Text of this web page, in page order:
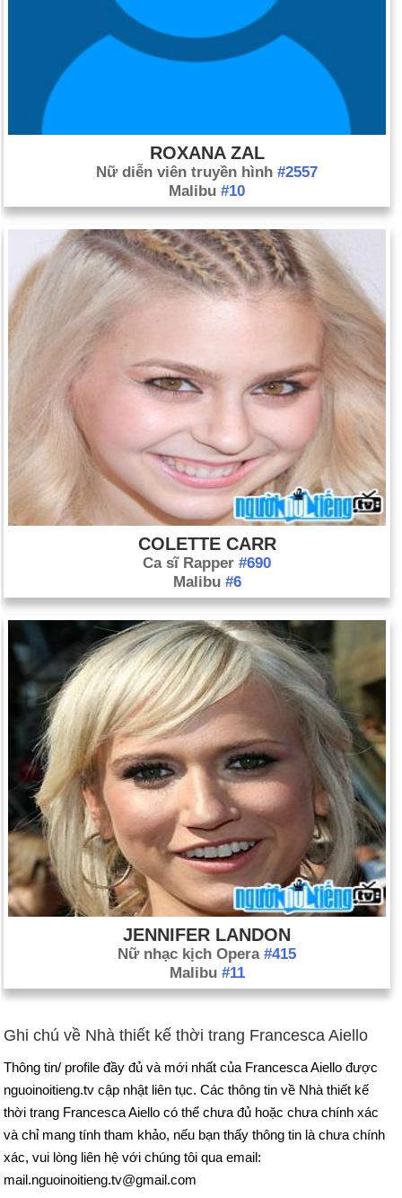
ROXANA ZAL
Nữ diễn viên truyền hình #2557
Malibu #10
COLETTE CARR
Ca sĩ Rapper #690
Malibu #6
JENNIFER LANDON
Nữ nhạc kịch Opera #415
Malibu #11
Ghi chú về Nhà thiết kế thời trang Francesca Aiello
Thông tin/ profile đầy đủ và mới nhất của Francesca Aiello được
nguoinoitieng.tv cập nhật liên tục. Các thông tin về Nhà thiết kế
thời trang Francesca Aiello có thể chưa đủ hoặc chưa chính xác
và chỉ mang tính tham khảo, nếu bạn thấy thông tin là chưa chính
xác, vui lòng liên hệ với chúng tôi qua email:
mail.nguoinoitieng.tv@gmail.com